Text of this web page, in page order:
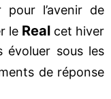
pour l’avenir de
le Real cet hiver
évoluer sous les
de réponse